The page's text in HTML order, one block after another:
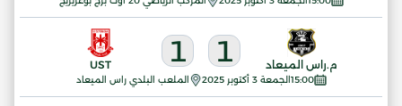
15:00الجمعة 3 أكتوبر 2025 الملعب البلدي راس الميعاد
م.راس الميعاد 1
1
UST